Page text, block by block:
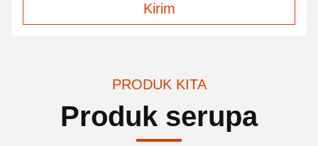
Kirim
PRODUK KITA
Produk serupa